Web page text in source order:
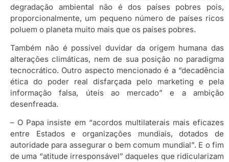
degradação ambiental não é dos países pobres pois,
proporcionalmente, um pequeno número de países ricos
poluem o planeta muito mais que os países pobres.
Também não é possível duvidar da origem humana das
alterações climáticas, nem de sua posição no paradigma
tecnocrático. Outro aspecto mencionado é a “decadência
ética do poder real disfarçada pelo marketing e pela
informação falsa, úteis ao mercado” e a ambição
desenfreada.
– O Papa insiste em “acordos multilaterais mais eficazes
entre Estados e organizações mundiais, dotados de
autoridade para assegurar o bem comum mundial”. E o fim
de uma “atitude irresponsável” daqueles que ridicularizam